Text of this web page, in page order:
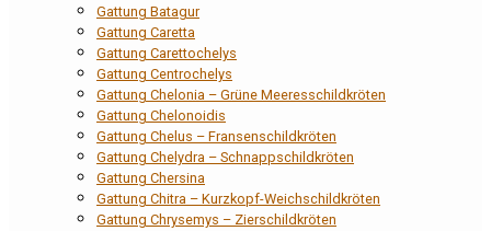
Gattung Batagur
Gattung Caretta
Gattung Carettochelys
Gattung Centrochelys
Gattung Chelonia – Grüne Meeresschildkröten
Gattung Chelonoidis
Gattung Chelus – Fransenschildkröten
Gattung Chelydra – Schnappschildkröten
Gattung Chersina
Gattung Chitra – Kurzkopf-Weichschildkröten
Gattung Chrysemys – Zierschildkröten